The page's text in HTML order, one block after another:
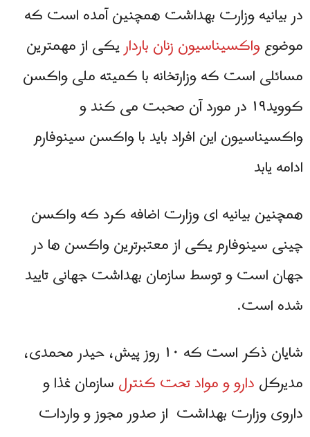
در بیانیه وزارت بهداشت همچنین آمده است که
موضوعواکسیناسیون زنان بارداریکی از مهمترین
مسائلی است که وزارتخانه با کمیته ملی واکسن
کووید۱۹ در مورد آن صحبت می کند و
واکسیناسیون این افراد باید با واکسن سینوفارم
ادامه یابد
همچنین بیانیه ای وزارت اضافه کرد که واکسن
چینی سینوفارم یکی از معتبرترین واکسن ها در
جهان است و توسط سازمان بهداشت جهانی تایید
شده است.
شایان ذکر است که ۱۰ روز پیش، حیدر محمدی،
مدیرکلدارو و مواد تحت کنترلسازمان غذا و
داروی وزارت بهداشت از صدور مجوز و واردات